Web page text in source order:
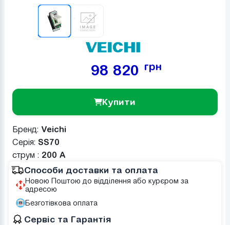
98 820 грн
Купити
Бренд: Veichi
Серія: SS70
струм : 200 А
Способи доставки та оплата
Новою Поштою до відділення або курєром за
адресою
Безготівкова оплата
Сервіс та Гарантія